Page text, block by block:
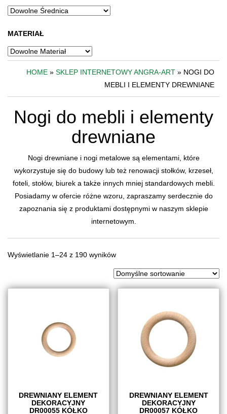
MATERIAŁ
HOME » SKLEP INTERNETOWY ANGRA-ART » NOGI DO
MEBLI I ELEMENTY DREWNIANE
Nogi do mebli i elementy
drewniane
Nogi drewniane i nogi metalowe są elementami, które
wykorzystuje się do budowy lub też renowacji stołków, krzeseł,
foteli, stołów, biurek a także innych mniej standardowych mebli.
Posiadamy w ofercie różne wzoru, zapraszamy serdecznie do
zapoznania się z produktami dostępnymi w naszym sklepie
internetowym.
Wyświetlanie 1–24 z 190 wyników
DREWNIANY ELEMENT
DEKORACYJNY
DR00055 KÓŁKO
DREWNIANY ELEMENT
DEKORACYJNY
DR00057 KÓŁKO